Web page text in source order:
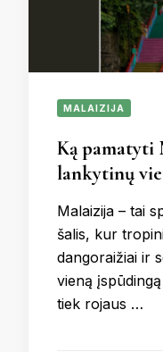
MALAIZIJA
Ką pamatyti
lankytinų
Malaizija – tai
šalis, kur
dangoraižiai ir
vieną
tiek rojaus …